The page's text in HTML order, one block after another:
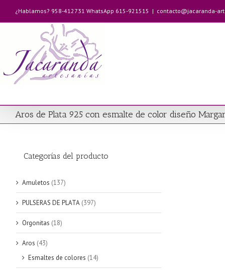
contenido
¿Hablamos? 958-412731 WhatsApp 615-921515 | contacto@jacaranda-
Aros de Plata 925 con esmalte de color diseño
Categorías del producto
Amuletos (137)
PULSERAS DE PLATA (397)
Orgonitas (18)
Aros (43)
Esmaltes de colores (14)